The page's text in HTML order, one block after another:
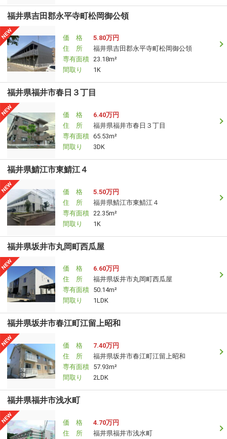
福井県吉田郡永平寺町松岡御公領
価 格
5.80万円
住 所
福井県吉田郡永平寺町松岡御公領
専有面積 23.18m²
間取り
1K
福井県福井市春日３丁目
価 格
6.40万円
住 所
福井県福井市春日３丁目
専有面積 65.53m²
間取り
3DK
福井県鯖江市東鯖江４
価 格
5.50万円
住 所
福井県鯖江市東鯖江４
専有面積 22.35m²
間取り
1K
福井県坂井市丸岡町西瓜屋
価 格
6.60万円
住 所
福井県坂井市丸岡町西瓜屋
専有面積 50.14m²
間取り
1LDK
福井県坂井市春江町江留上昭和
価 格
7.40万円
住 所
福井県坂井市春江町江留上昭和
専有面積 57.93m²
間取り
2LDK
福井県福井市浅水町
価 格
4.70万円
住 所
福井県福井市浅水町